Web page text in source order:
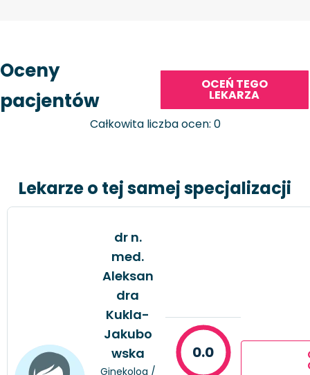
Oceny
pacjentów
OCEŃ TEGO
LEKARZA
Całkowita liczba ocen: 0
Lekarze o tej samej specjalizacji
dr n.
med.
Aleksan
dra
Kukla-
Jakubo
wska
Ginekolog /
0.0